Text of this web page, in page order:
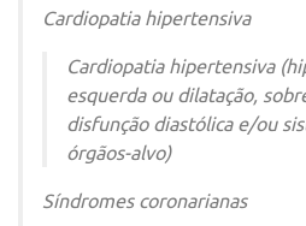
Cardiopatia hipertensiva
Cardiopatia hipertensiva
esquerda ou dilatação,
disfunção diastólica e/ou
órgãos-alvo)
Síndromes coronarianas